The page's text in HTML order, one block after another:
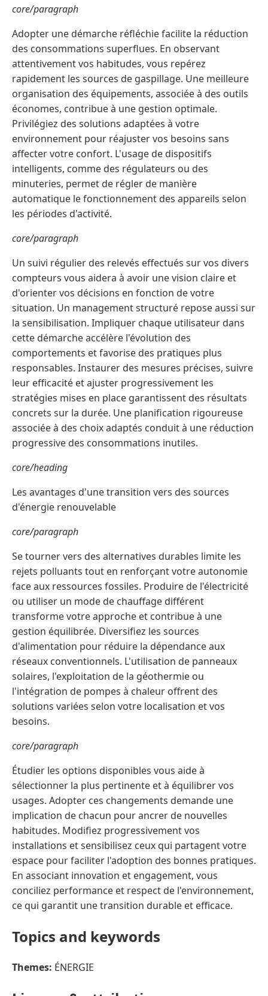
core/paragraph
Adopter une démarche réfléchie facilite la réduction
des consommations superflues. En observant
attentivement vos habitudes, vous repérez
rapidement les sources de gaspillage. Une meilleure
organisation des équipements, associée à des outils
économes, contribue à une gestion optimale.
Privilégiez des solutions adaptées à votre
environnement pour réajuster vos besoins sans
affecter votre confort. L'usage de dispositifs
intelligents, comme des régulateurs ou des
minuteries, permet de régler de manière
automatique le fonctionnement des appareils selon
les périodes d'activité.
core/paragraph
Un suivi régulier des relevés effectués sur vos divers
compteurs vous aidera à avoir une vision claire et
d'orienter vos décisions en fonction de votre
situation. Un management structuré repose aussi sur
la sensibilisation. Impliquer chaque utilisateur dans
cette démarche accélère l'évolution des
comportements et favorise des pratiques plus
responsables. Instaurer des mesures précises, suivre
leur efficacité et ajuster progressivement les
stratégies mises en place garantissent des résultats
concrets sur la durée. Une planification rigoureuse
associée à des choix adaptés conduit à une réduction
progressive des consommations inutiles.
core/heading
Les avantages d'une transition vers des sources
d'énergie renouvelable
core/paragraph
Se tourner vers des alternatives durables limite les
rejets polluants tout en renforçant votre autonomie
face aux ressources fossiles. Produire de l'électricité
ou utiliser un mode de chauffage différent
transforme votre approche et contribue à une
gestion équilibrée. Diversifiez les sources
d'alimentation pour réduire la dépendance aux
réseaux conventionnels. L'utilisation de panneaux
solaires, l'exploitation de la géothermie ou
l'intégration de pompes à chaleur offrent des
solutions variées selon votre localisation et vos
besoins.
core/paragraph
Étudier les options disponibles vous aide à
sélectionner la plus pertinente et à équilibrer vos
usages. Adopter ces changements demande une
implication de chacun pour ancrer de nouvelles
habitudes. Modifiez progressivement vos
installations et sensibilisez ceux qui partagent votre
espace pour faciliter l'adoption des bonnes pratiques.
En associant innovation et engagement, vous
conciliez performance et respect de l'environnement,
ce qui garantit une transition durable et efficace.
Topics and keywords
Themes: ÉNERGIE